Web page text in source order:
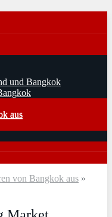
und Bangkok
aus
von Bangkok aus »